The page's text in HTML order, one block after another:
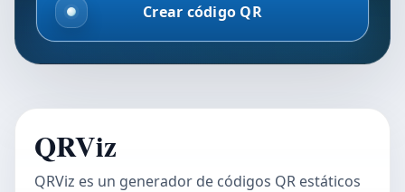
Crear código QR
QRViz
QRViz es un generador de códigos QR estáticos